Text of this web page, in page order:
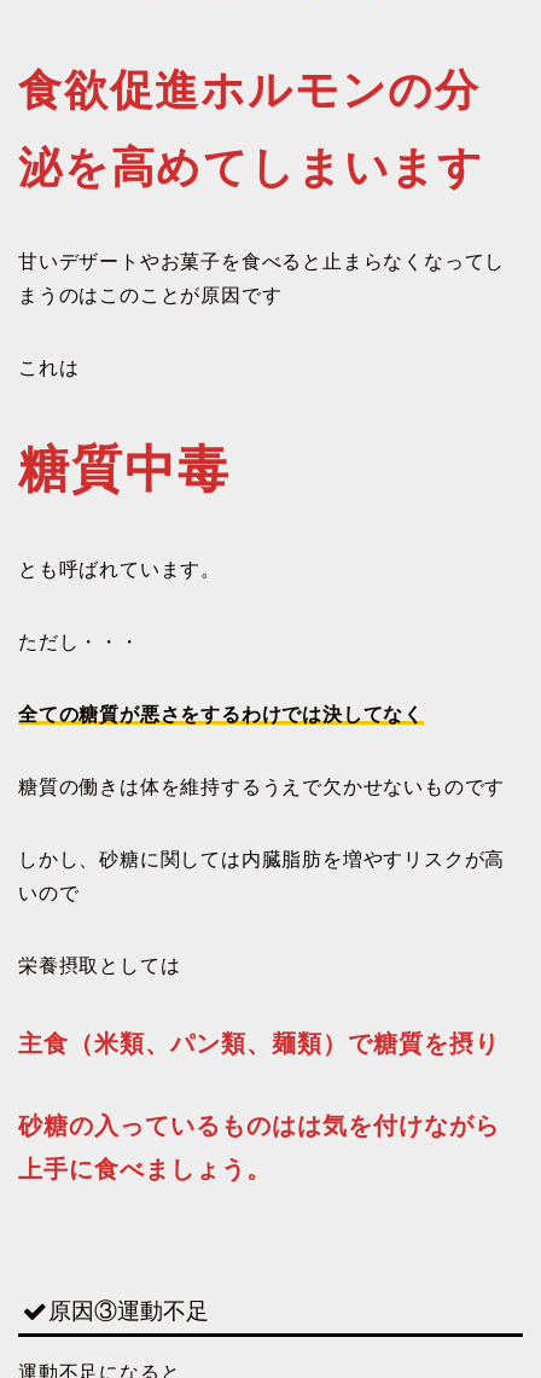
食欲促進ホルモンの分
泌を高めてしまいます
甘いデザートやお菓子を食べると止まらなくなってし
まうのはこのことが原因です
これは
糖質中毒
とも呼ばれています。
ただし・・・
全ての糖質が悪さをするわけでは決してなく
糖質の働きは体を維持するうえで欠かせないものです
しかし、砂糖に関しては内臓脂肪を増やすリスクが高
いので
栄養摂取としては
主食（米類、パン類、麺類）で糖質を摂り
砂糖の入っているものはは気を付けながら
上手に食べましょう。
原因③運動不足
運動不足になると